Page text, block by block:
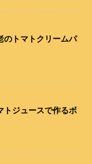
のトマトクリームパ
トジュースで作るボ